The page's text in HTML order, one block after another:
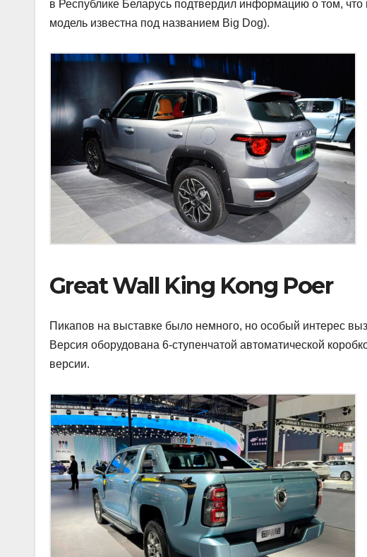
в Республике Беларусь подтвердил информацию о том,
модель известна под названием Big Dog).
Great Wall King Kong Poer
Пикапов на выставке было немного, но особый интерес
Версия оборудована 6-ступенчатой автоматической
версии.